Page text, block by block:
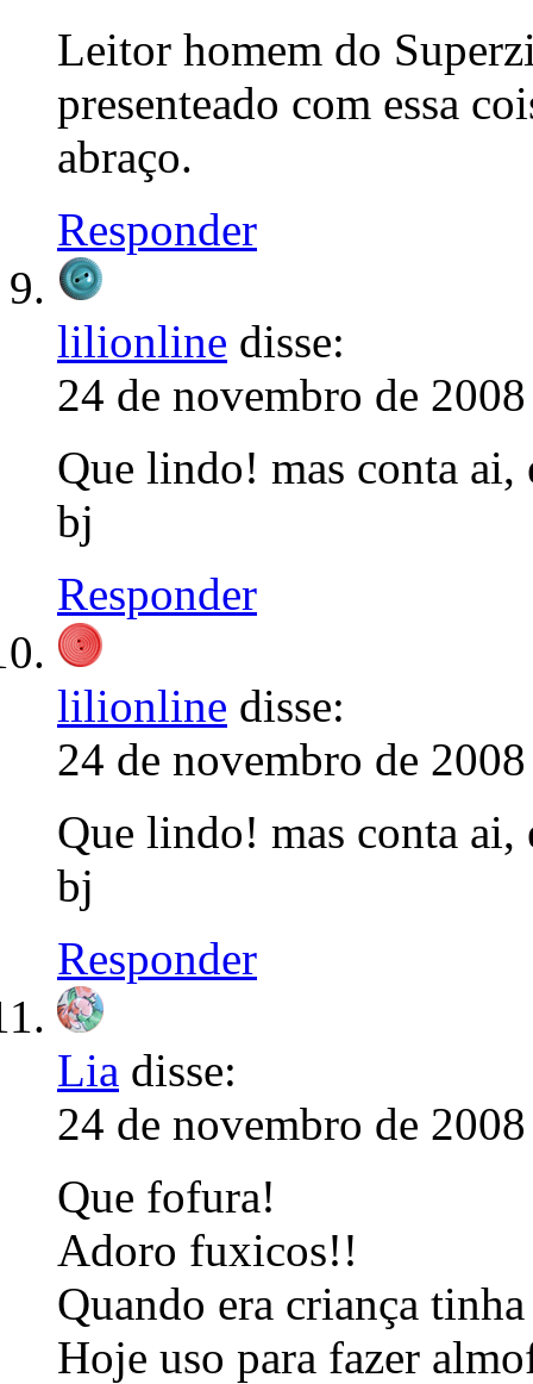
Leitor homem do
presenteado com essa
abraço.
Responder
lilionline disse:
24 de novembro de
Que lindo! mas conta ai,
bj
Responder
lilionline disse:
24 de novembro de
Que lindo! mas conta ai,
bj
Responder
Lia disse:
24 de novembro de
Que fofura!
Adoro fuxicos!!
Quando era criança
Hoje uso para fazer